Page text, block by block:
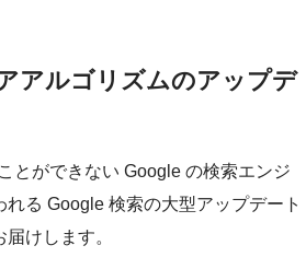
アルゴリズムのアップデ
とができない Google の検索エンジ
る Google 検索の大型アップデート
けします。